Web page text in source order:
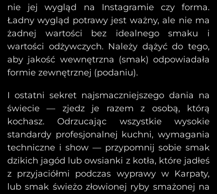
nie jej wygląd na Instagramie czy forma.
Ładny wygląd potrawy jest ważny, ale nie ma
żadnej wartości bez idealnego smaku i
wartości odżywczych. Należy dążyć do tego,
aby jakość wewnętrzna (smak) odpowiadała
formie zewnętrznej (podaniu).
I ostatni sekret najsmaczniejszego dania na
świecie — zjedz je razem z osobą, którą
kochasz. Odrzucając wszystkie wysokie
standardy profesjonalnej kuchni, wymagania
techniczne i show — przypomnij sobie smak
dzikich jagód lub owsianki z kotła, które jadłeś
z przyjaciółmi podczas wyprawy w Karpaty,
lub smak świeżo złowionej ryby smażonej na